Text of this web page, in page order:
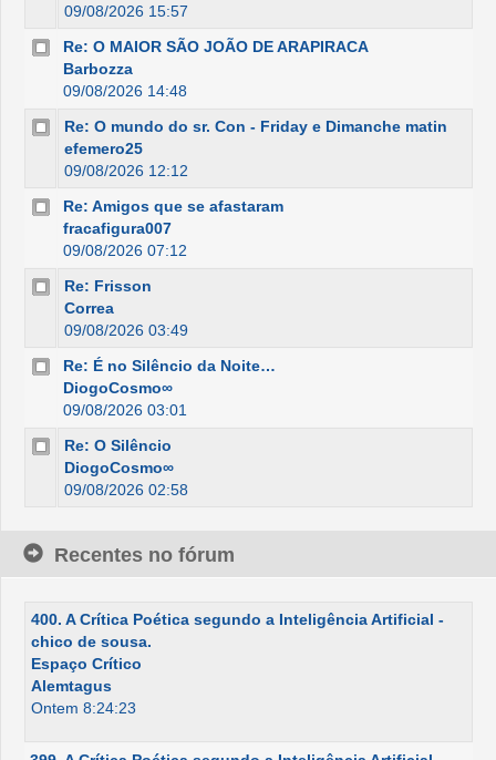
09/08/2026 15:57
Re: O MAIOR SÃO JOÃO DE ARAPIRACA
Barbozza
09/08/2026 14:48
Re: O mundo do sr. Con - Friday e Dimanche matin
efemero25
09/08/2026 12:12
Re: Amigos que se afastaram
fracafigura007
09/08/2026 07:12
Re: Frisson
Correa
09/08/2026 03:49
Re: É no Silêncio da Noite…
DiogoCosmo∞
09/08/2026 03:01
Re: O Silêncio
DiogoCosmo∞
09/08/2026 02:58
Recentes no fórum
400. A Crítica Poética segundo a Inteligência Artificial -
chico de sousa.
Espaço Crítico
Alemtagus
Ontem 8:24:23